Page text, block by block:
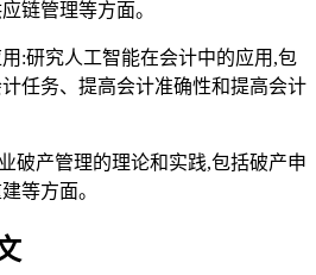
链管理等方面。
:研究人工智能在会计中的应用,包
任务、提高会计准确性和提高会计
破产管理的理论和实践,包括破产申
等方面。